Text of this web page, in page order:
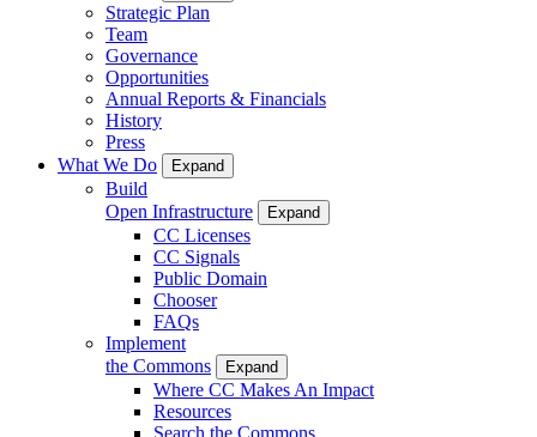
Strategic Plan
Team
Governance
Opportunities
Annual Reports & Financials
History
Press
What We Do
Expand
Build
Open Infrastructure
Expand
CC Licenses
CC Signals
Public Domain
Chooser
FAQs
Implement
the Commons
Expand
Where CC Makes An Impact
Resources
Search the Commons